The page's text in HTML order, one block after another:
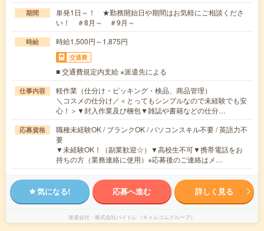
期間
単発1日～！ ★勤務開始日や期間はお気軽にご相談くださ
い！ ＃8月～ ＃9月～
時給 時給1,500円～1,875円
交通費
■ 交通費規定内支給 ※派遣先による
仕事内容
軽作業（仕分け・ピッキング・検品、商品管理）
＼コスメの仕分け／＜とってもシンプルなので未経験でも安
心！＞▼封入作業及び梱包▼雑誌や書籍などの仕分…
応募資格
職種未経験OK / ブランクOK / パソコンスキル不要 / 英語力不
要
▼未経験OK！（副業歓迎☆）▼高校生不可▼携帯電話をお
持ちの方（業務連絡に使用）※応募後のご連絡はメ…
気になる! 応募へ進む 詳しく見る
派遣会社 株式会社バイトレ（キャムコムグループ）